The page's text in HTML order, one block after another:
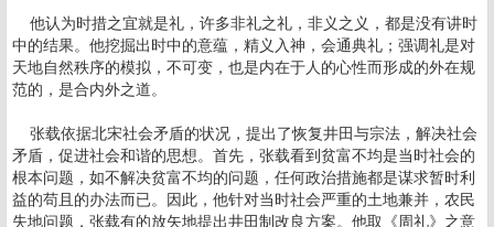
他认为时措之宜就是礼，许多非礼之礼，非义之义，都是没有讲时
中的结果。他挖掘出时中的意蕴，精义入神，会通典礼；强调礼是对
天地自然秩序的模拟，不可变，也是内在于人的心性而形成的外在规
范的，是合内外之道。
张载依据北宋社会矛盾的状况，提出了恢复井田与宗法，解决社会
矛盾，促进社会和谐的思想。首先，张载看到贫富不均是当时社会的
根本问题，如不解决贫富不均的问题，任何政治措施都是谋求暂时利
益的苟且的办法而已。因此，他针对当时社会严重的土地兼并，农民
失地问题，张载有的放矢地提出井田制改良方案。他取《周礼》之意